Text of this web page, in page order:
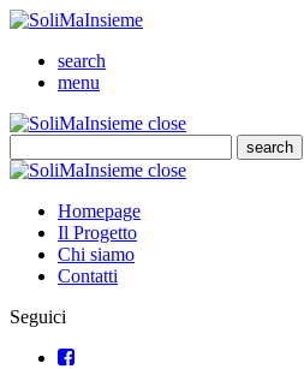
SoliMaInsieme
search
menu
SoliMaInsieme
closeClose
search
Cerca
SoliMaInsieme
closeClose
Homepage
Il Progetto
Chi siamo
Contatti
Seguici
Facebook